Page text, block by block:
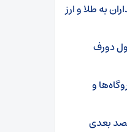
به طلا و ارز
دورف
و
بعدی